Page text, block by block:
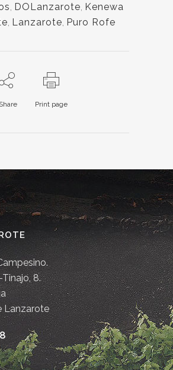
, DOLanzarote, Kenewa
, Lanzarote, Puro Rofe
Share Print page
8.
Lanzarote